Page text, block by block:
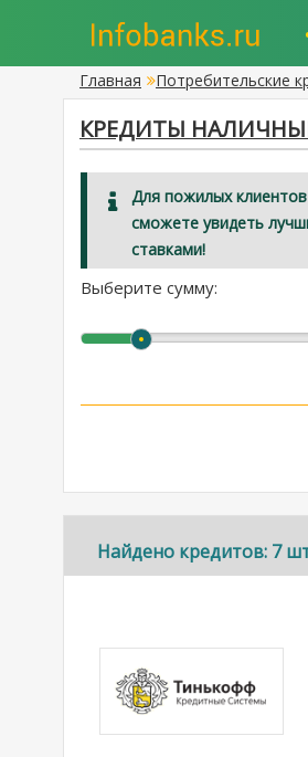
Главная Потребительские
КРЕДИТЫ
Для пожилых
сможете увидеть
ставками!
Выберите сумму:
Найдено кредитов: 7